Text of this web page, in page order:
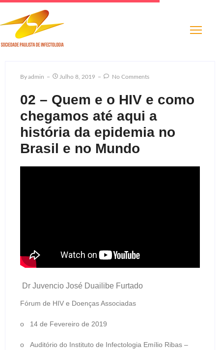
ByAdmin Julho 8, 2019 No Comments
02 – Quem e o HIV e como
chegamos até aqui a
história da epidemia no
Brasil e no Mundo
Dr Juvencio José Duailibe Furtado
Fórum de HIV e Doenças Associadas
o 14 de Fevereiro de 2019
o Auditório do Instituto de Infectologia Emílio Ribas –